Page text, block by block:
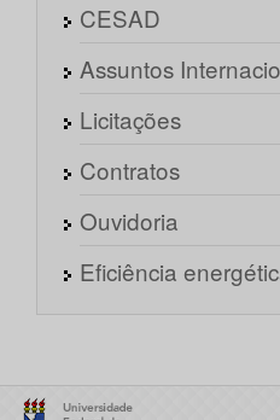
CESAD
Assuntos
Licitações
Contratos
Ouvidoria
Eficiência